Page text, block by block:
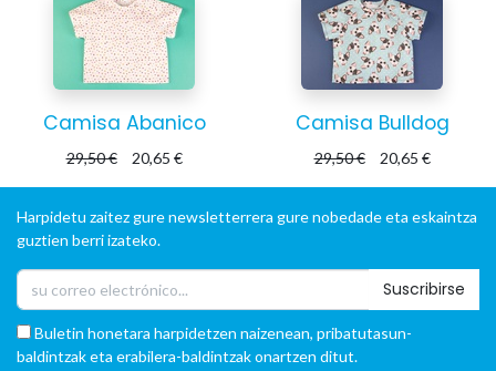
Camisa Abanico
29,50€ 20,65 €
Camisa Bulldog
29,50€ 20,65 €
Harpidetu zaitez gure newsletterrera gure nobedade eta eskaintza
guztien berri izateko.
Suscribirse
Buletin honetara harpidetzen naizenean, pribatutasun-
baldintzak eta erabilera-baldintzak onartzen ditut.